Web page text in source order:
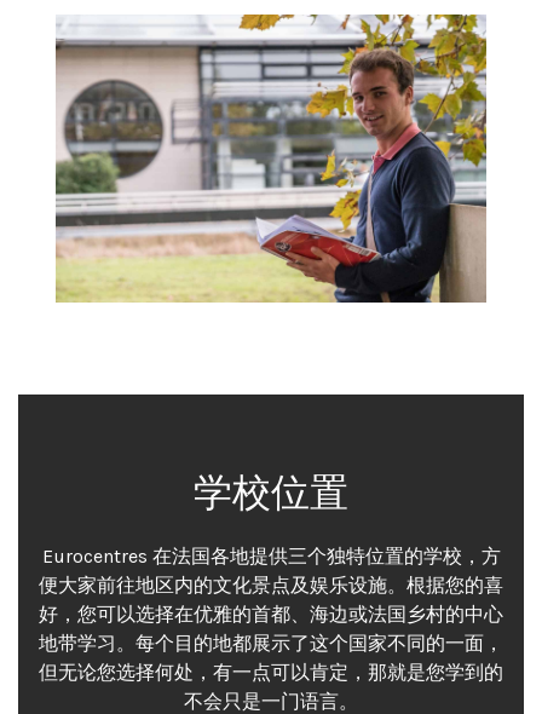
学校位置
Eurocentres 在法国各地提供三个独特位置的学校，方
便大家前往地区内的文化景点及娱乐设施。根据您的喜
好，您可以选择在优雅的首都、海边或法国乡村的中心
地带学习。每个目的地都展示了这个国家不同的一面，
但无论您选择何处，有一点可以肯定，那就是您学到的
不会只是一门语言。